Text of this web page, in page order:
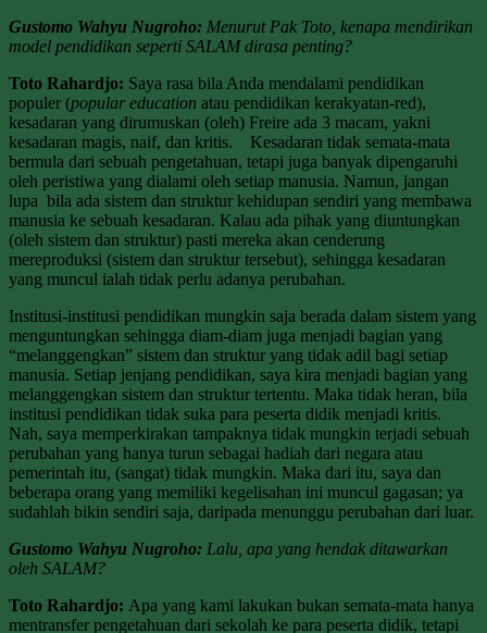
Gustomo Wahyu Nugroho: Menurut Pak Toto, kenapa mendirikan
model pendidikan seperti SALAM dirasa penting?
Toto Rahardjo: Saya rasa bila Anda mendalami pendidikan
populer (popular education atau pendidikan kerakyatan-red),
kesadaran yang dirumuskan (oleh) Freire ada 3 macam, yakni
kesadaran magis, naif, dan kritis. Kesadaran tidak semata-mata
bermula dari sebuah pengetahuan, tetapi juga banyak dipengaruhi
oleh peristiwa yang dialami oleh setiap manusia. Namun, jangan
lupa bila ada sistem dan struktur kehidupan sendiri yang membawa
manusia ke sebuah kesadaran. Kalau ada pihak yang diuntungkan
(oleh sistem dan struktur) pasti mereka akan cenderung
mereproduksi (sistem dan struktur tersebut), sehingga kesadaran
yang muncul ialah tidak perlu adanya perubahan.
Institusi-institusi pendidikan mungkin saja berada dalam sistem yang
menguntungkan sehingga diam-diam juga menjadi bagian yang
“melanggengkan” sistem dan struktur yang tidak adil bagi setiap
manusia. Setiap jenjang pendidikan, saya kira menjadi bagian yang
melanggengkan sistem dan struktur tertentu. Maka tidak heran, bila
institusi pendidikan tidak suka para peserta didik menjadi kritis.
Nah, saya memperkirakan tampaknya tidak mungkin terjadi sebuah
perubahan yang hanya turun sebagai hadiah dari negara atau
pemerintah itu, (sangat) tidak mungkin. Maka dari itu, saya dan
beberapa orang yang memiliki kegelisahan ini muncul gagasan; ya
sudahlah bikin sendiri saja, daripada menunggu perubahan dari luar.
Gustomo Wahyu Nugroho: Lalu, apa yang hendak ditawarkan
oleh SALAM?
Toto Rahardjo: Apa yang kami lakukan bukan semata-mata hanya
mentransfer pengetahuan dari sekolah ke para peserta didik, tetapi